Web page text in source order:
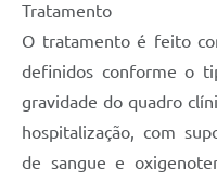
Tratamento
O tratamento é feito
definidos conforme o
gravidade do quadro
hospitalização, com
de sangue e